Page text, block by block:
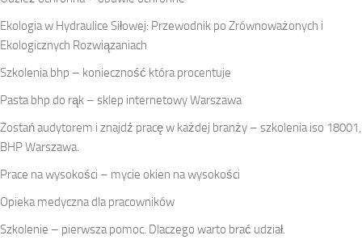
Ekologia w Hydraulice Siłowej: Przewodnik po Zrównoważonych i
Ekologicznych Rozwiązaniach
Szkolenia bhp – konieczność która procentuje
Pasta bhp do rąk – sklep internetowy Warszawa
Zostań audytorem i znajdź pracę w każdej branży – szkolenia iso 18001,
BHP Warszawa.
Prace na wysokości – mycie okien na wysokości
Opieka medyczna dla pracowników
Szkolenie – pierwsza pomoc. Dlaczego warto brać udział.